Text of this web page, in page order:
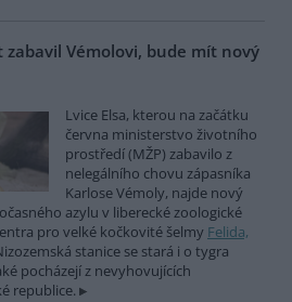
zabavil Vémolovi, bude mít nový
Lvice Elsa, kterou na začátku
června ministerstvo životního
prostředí (MŽP) zabavilo z
nelegálního chovu zápasníka
Karlose Vémoly, najde nový
azylu v liberecké zoologické
pro velké kočkovité šelmy Felida,
stanice se stará i o tygra
pocházejí z nevyhovujících
republice.